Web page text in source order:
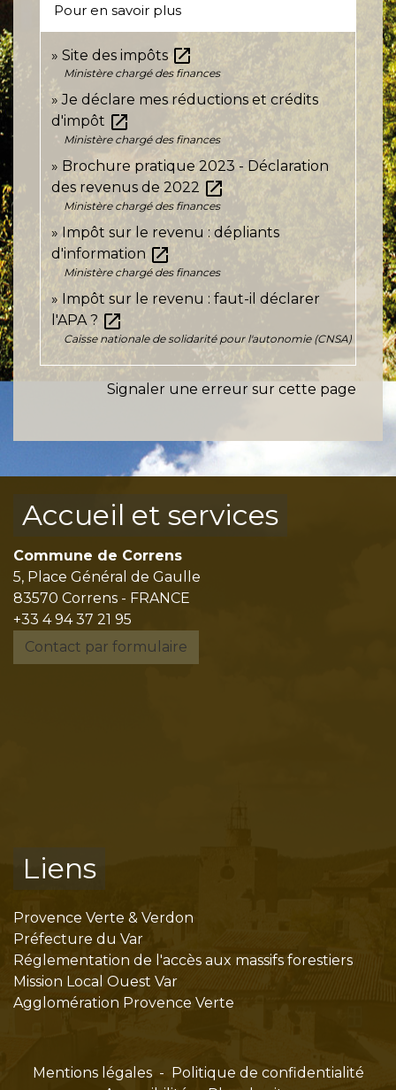
Pour en savoir plus
Site des impôts open_in_new
Ministère chargé des finances
Je déclare mes réductions et crédits
d'impôt open_in_new
Ministère chargé des finances
Brochure pratique 2023 - Déclaration
des revenus de 2022 open_in_new
Ministère chargé des finances
Impôt sur le revenu : dépliants
d'information open_in_new
Ministère chargé des finances
Impôt sur le revenu : faut-il déclarer
l'APA ? open_in_new
Caisse nationale de solidarité pour l'autonomie (CNSA)
Signaler une erreur sur cette page
Accueil et services
Commune de Correns
5, Place Général de Gaulle
83570 Correns - FRANCE
+33 4 94 37 21 95
Contact par formulaire
Liens
Provence Verte & Verdon
Préfecture du Var
Réglementation de l'accès aux massifs forestiers
Mission Local Ouest Var
Agglomération Provence Verte
Mentions légales - Politique de confidentialité